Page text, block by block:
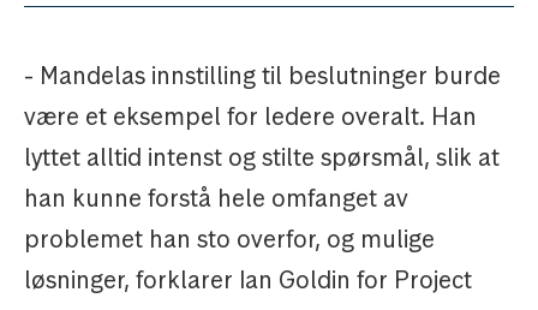
- Mandelas innstilling til beslutninger burde
være et eksempel for ledere overalt. Han
lyttet alltid intenst og stilte spørsmål, slik at
han kunne forstå hele omfanget av
problemet han sto overfor, og mulige
løsninger, forklarer Ian Goldin for Project